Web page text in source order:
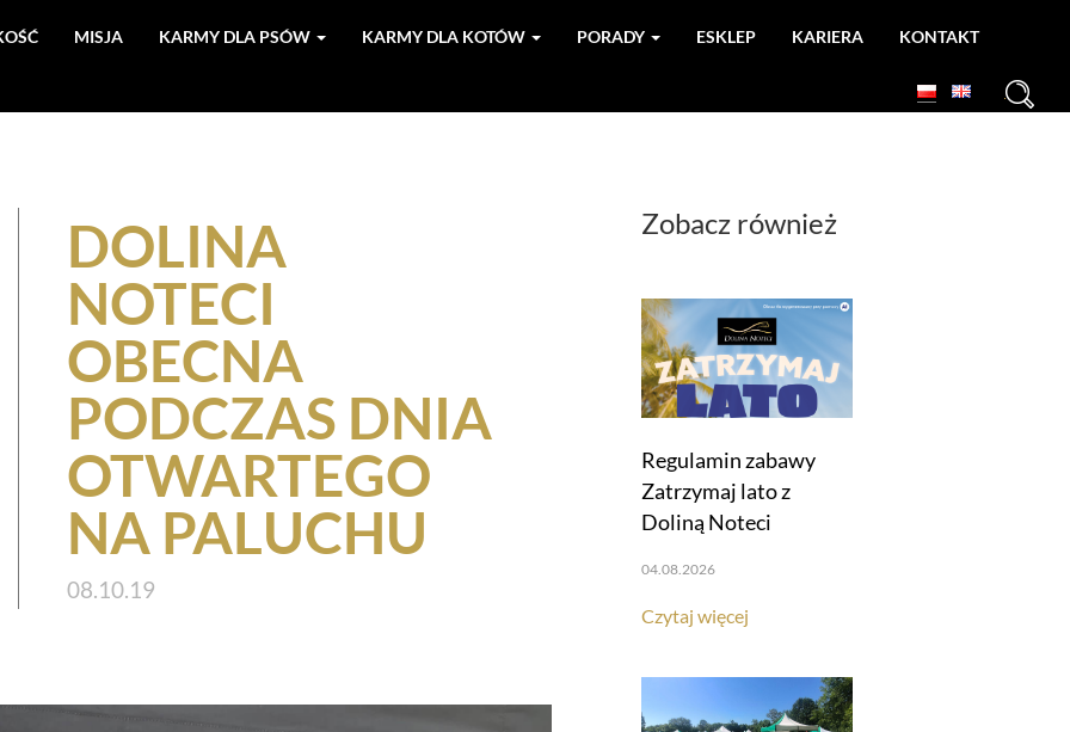
MISJA KARMY DLA PSÓW KARMY DLA KOTÓW PORADY ESKLEP KARIERA KONTAKT
DOLINA
NOTECI
OBECNA
PODCZAS DNIA
OTWARTEGO
NA PALUCHU
08.10.19
Zobacz również
Regulamin zabawy
Zatrzymaj lato z
Doliną Noteci
04.08.2026
Czytaj więcej